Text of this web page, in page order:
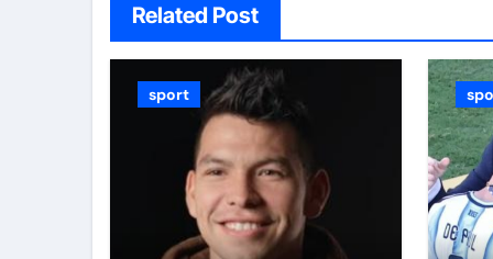
Related Post
sport